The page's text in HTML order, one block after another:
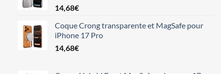
14,68€
Coque Crong transparente et MagSafe pour
iPhone 17 Pro
14,68€